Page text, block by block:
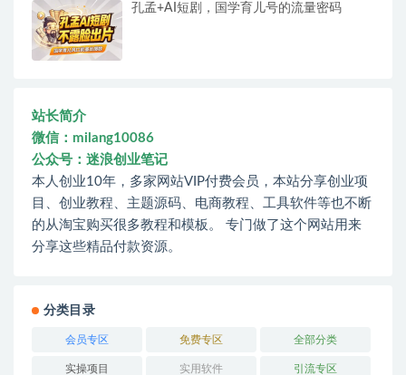
孔孟+AI短剧，国学育儿号的流量密码
站长简介
微信：milang10086
公众号：迷浪创业笔记
本人创业10年，多家网站VIP付费会员，本站分享创业项
目、创业教程、主题源码、电商教程、工具软件等也不断
的从淘宝购买很多教程和模板。 专门做了这个网站用来
分享这些精品付款资源。
分类目录
会员专区 免费专区 全部分类
实操项目 实用软件 引流专区